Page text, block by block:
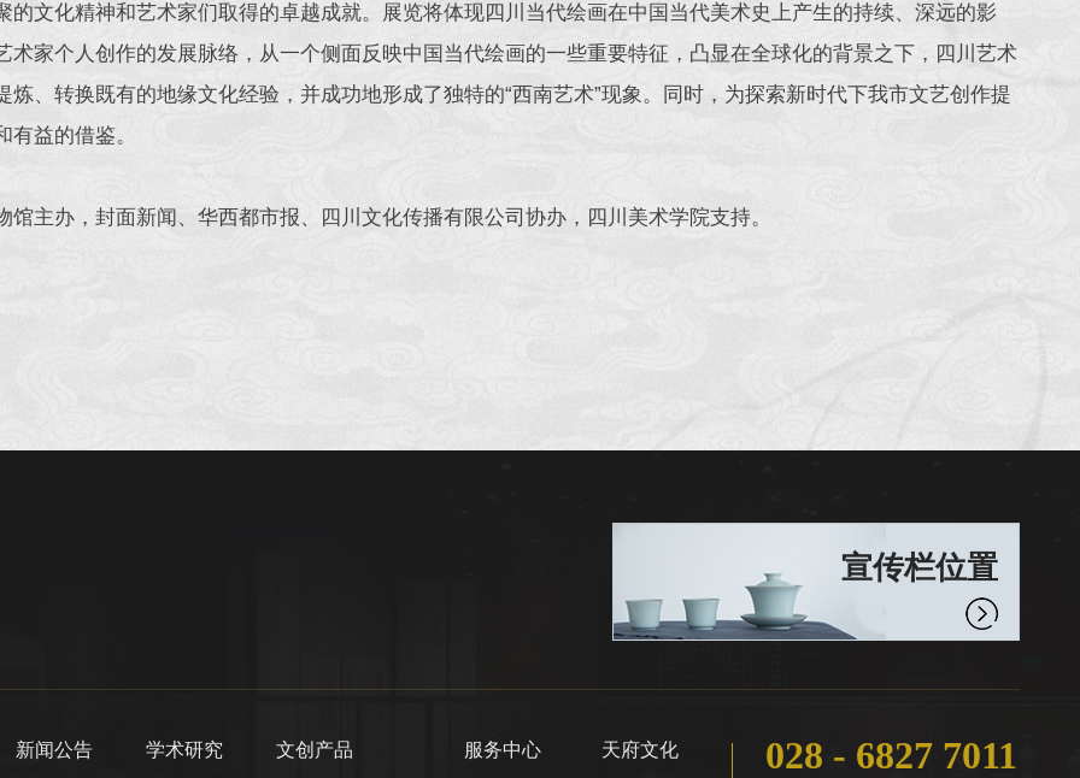
的文化精神和艺术家们取得的卓越成就。展览将体现四川当代绘画在中国当代美术史上产生的持续、深远的影
术家个人创作的发展脉络，从一个侧面反映中国当代绘画的一些重要特征，凸显在全球化的背景之下，四川艺术
炼、转换既有的地缘文化经验，并成功地形成了独特的“西南艺术”现象。同时，为探索新时代下我市文艺创作提
有益的借鉴。
馆主办，封面新闻、华西都市报、四川文化传播有限公司协办，四川美术学院支持。
宣传栏位置
新闻公告 学术研究 文创产品 服务中心 天府文化 028 - 6827 7011